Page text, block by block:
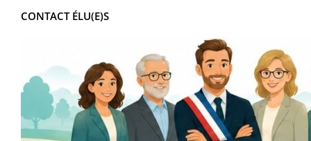
CONTACT ÉLU(E)S